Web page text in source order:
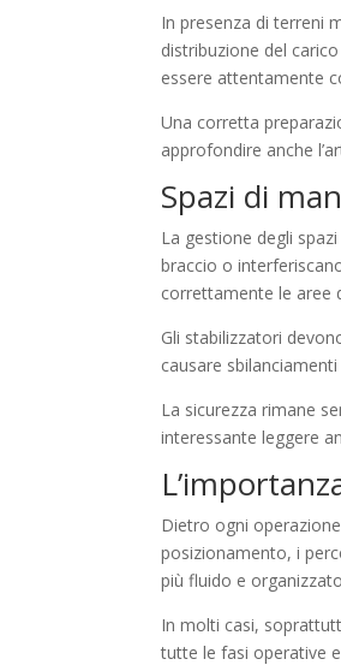
In presenza di terreni
distribuzione del
essere attentamente
Una corretta
approfondire anche
Spazi di
La gestione degli
braccio o
correttamente le aree
Gli stabilizzatori
causare
La sicurezza rimane
interessante leggere
Dietro ogni
posizionamento, i
più fluido e
In molti casi,
tutte le fasi operative